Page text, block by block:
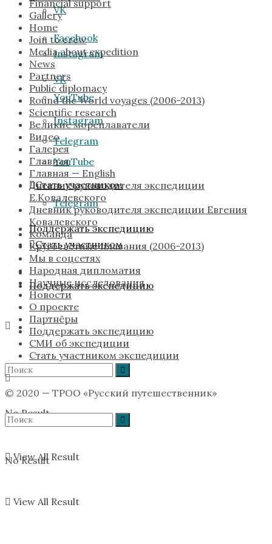
VK
Instagram
YouTube
Telegram
Стать участником
Поддержать экспедицию
No Result
View All Result
Facebook
VK
Instagram
YouTube
Telegram
Стать участником
Поддержать экспедицию
No Result
View All Result
Financial support
Gallery
Home
Join to crew
Media about expedition
News
Partners
Public diplomacy
Round the World voyages (2006-2013)
Scientific research
Великие мореплаватели
Видео
Галерея
Главная
Главная — English
Дневник руководителя экспедиции
Е.Ковалевского
Дневник руководителя экспедиции Евгения
Ковалевского
Команда
Кругосветные плавания (2006-2013)
Мы в соцсетях
Народная дипломатия
Научные исследования
Новости
О проекте
Партнёры
Поддержать экспедицию
СМИ об экспедиции
Стать участником экспедиции
© 2020 — ТРОО «Русский путешественник»